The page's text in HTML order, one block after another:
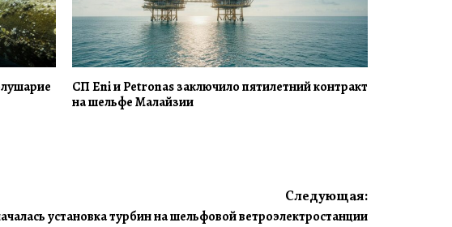
СП Eni и Petronas заключило пятилетний контракт
на шельфе Малайзии
Следующая:
установка турбин на шельфовой ветроэлектростанции